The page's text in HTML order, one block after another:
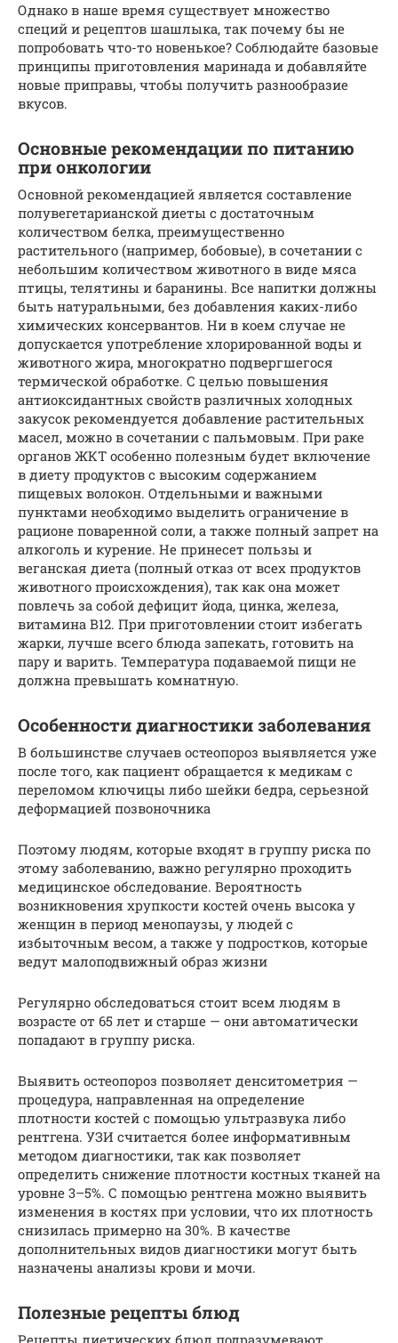
Однако в наше время существует множество
специй и рецептов шашлыка, так почему бы не
попробовать что-то новенькое? Соблюдайте базовые
принципы приготовления маринада и добавляйте
новые приправы, чтобы получить разнообразие
вкусов.
Основные рекомендации по питанию
при онкологии
Основной рекомендацией является составление
полувегетарианской диеты с достаточным
количеством белка, преимущественно
растительного (например, бобовые), в сочетании с
небольшим количеством животного в виде мяса
птицы, телятины и баранины. Все напитки должны
быть натуральными, без добавления каких-либо
химических консервантов. Ни в коем случае не
допускается употребление хлорированной воды и
животного жира, многократно подвергшегося
термической обработке. С целью повышения
антиоксидантных свойств различных холодных
закусок рекомендуется добавление растительных
масел, можно в сочетании с пальмовым. При раке
органов ЖКТ особенно полезным будет включение
в диету продуктов с высоким содержанием
пищевых волокон. Отдельными и важными
пунктами необходимо выделить ограничение в
рационе поваренной соли, а также полный запрет на
алкоголь и курение. Не принесет пользы и
веганская диета (полный отказ от всех продуктов
животного происхождения), так как она может
повлечь за собой дефицит йода, цинка, железа,
витамина B12. При приготовлении стоит избегать
жарки, лучше всего блюда запекать, готовить на
пару и варить. Температура подаваемой пищи не
должна превышать комнатную.
Особенности диагностики заболевания
В большинстве случаев остеопороз выявляется уже
после того, как пациент обращается к медикам с
переломом ключицы либо шейки бедра, серьезной
деформацией позвоночника
Поэтому людям, которые входят в группу риска по
этому заболеванию, важно регулярно проходить
медицинское обследование. Вероятность
возникновения хрупкости костей очень высока у
женщин в период менопаузы, у людей с
избыточным весом, а также у подростков, которые
ведут малоподвижный образ жизни
Регулярно обследоваться стоит всем людям в
возрасте от 65 лет и старше — они автоматически
попадают в группу риска.
Выявить остеопороз позволяет денситометрия —
процедура, направленная на определение
плотности костей с помощью ультразвука либо
рентгена. УЗИ считается более информативным
методом диагностики, так как позволяет
определить снижение плотности костных тканей на
уровне 3–5%. С помощью рентгена можно выявить
изменения в костях при условии, что их плотность
снизилась примерно на 30%. В качестве
дополнительных видов диагностики могут быть
назначены анализы крови и мочи.
Полезные рецепты блюд
Рецепты диетических блюд подразумевают